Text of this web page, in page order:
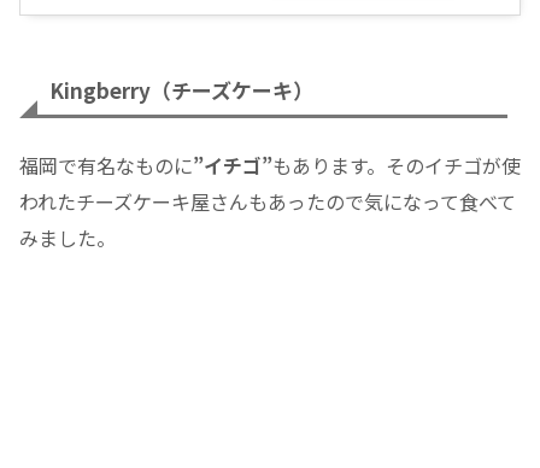
Kingberry（チーズケーキ）
福岡で有名なものに”イチゴ”もあります。そのイチゴが使
われたチーズケーキ屋さんもあったので気になって食べて
みました。